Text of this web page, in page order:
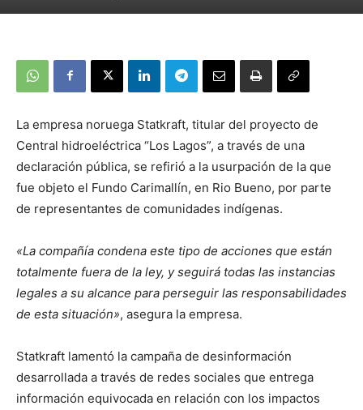
La empresa noruega Statkraft, titular del proyecto de
Central hidroeléctrica “Los Lagos”, a través de una
declaración pública, se refirió a la usurpación de la que
fue objeto el Fundo Carimallín, en Rio Bueno, por parte
de representantes de comunidades indígenas.
«La compañía condena este tipo de acciones que están
totalmente fuera de la ley, y seguirá todas las instancias
legales a su alcance para perseguir las responsabilidades
de esta situación», asegura la empresa.
Statkraft lamentó la campaña de desinformación
desarrollada a través de redes sociales que entrega
información equivocada en relación con los impactos